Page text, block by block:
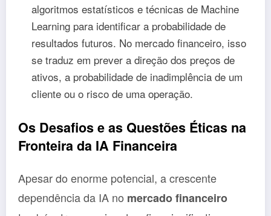
algoritmos estatísticos e técnicas de Machine
Learning para identificar a probabilidade de
resultados futuros. No mercado financeiro, isso
se traduz em prever a direção dos preços de
ativos, a probabilidade de inadimplência de um
cliente ou o risco de uma operação.
Os Desafios e as Questões Éticas na
Fronteira da IA Financeira
Apesar do enorme potencial, a crescente
dependência da IA no mercado financeiro